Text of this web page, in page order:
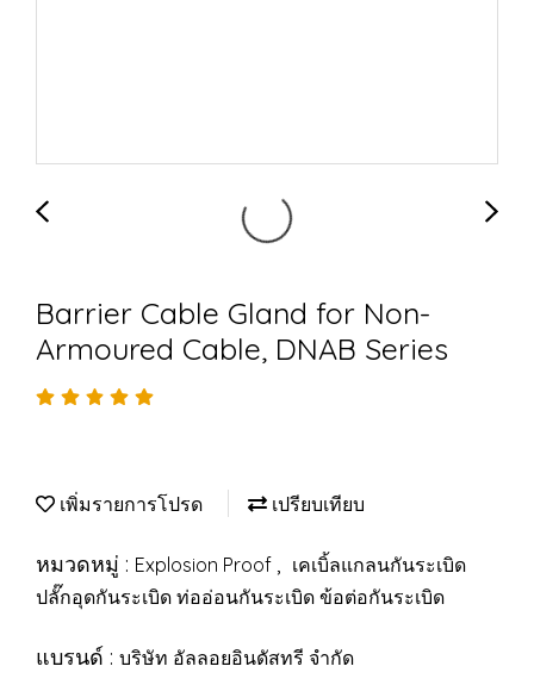
Barrier Cable Gland for Non-
Armoured Cable, DNAB Series
เพิ่มรายการโปรด เปรียบเทียบ
หมวดหมู่ : Explosion Proof , เคเบิ้ลแกลนกันระเบิด
ปลั๊กอุดกันระเบิด ท่ออ่อนกันระเบิด ข้อต่อกันระเบิด
แบรนด์ : บริษัท อัลลอยอินดัสทรี จำกัด